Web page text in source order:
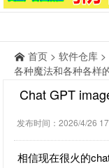
首页 > 软件仓库
各种魔法和各种各样
Chat GPT
发布时间：2026/4/26
相信现在很火的